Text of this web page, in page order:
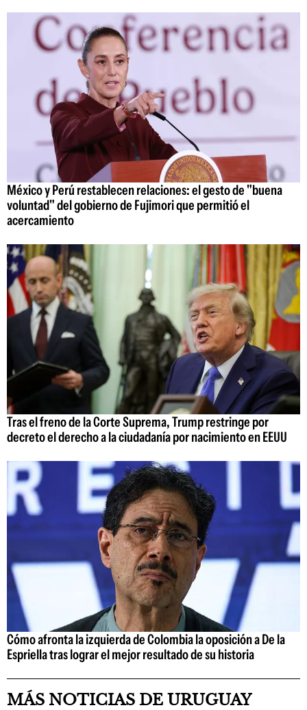
México y Perú restablecen relaciones: el gesto de "buena
voluntad" del gobierno de Fujimori que permitió el
acercamiento
Tras el freno de la Corte Suprema, Trump restringe por
decreto el derecho a la ciudadanía por nacimiento en EEUU
Cómo afronta la izquierda de Colombia la oposición a De la
Espriella tras lograr el mejor resultado de su historia
MÁS NOTICIAS DE URUGUAY